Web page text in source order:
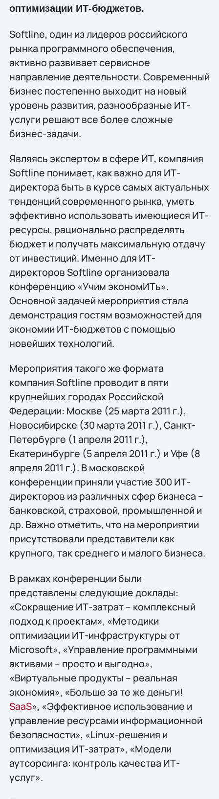
оптимизации ИТ-бюджетов.
Softline, один из лидеров российского
рынка программного обеспечения,
активно развивает сервисное
направление деятельности. Современный
бизнес постепенно выходит на новый
уровень развития, разнообразные ИТ-
услуги решают все более сложные
бизнес-задачи.
Являясь экспертом в сфере ИТ, компания
Softline понимает, как важно для ИТ-
директора быть в курсе самых актуальных
тенденций современного рынка, уметь
эффективно использовать имеющиеся ИТ-
ресурсы, рационально распределять
бюджет и получать максимальную отдачу
от инвестиций. Именно для ИТ-
директоров Softline организовала
конференцию «Учим экономИТь».
Основной задачей мероприятия стала
демонстрация гостям возможностей для
экономии ИТ-бюджетов с помощью
новейших технологий.
Мероприятия такого же формата
компания Softline проводит в пяти
крупнейших городах Российской
Федерации: Москве (25 марта 2011 г.),
Новосибирске (30 марта 2011 г.), Санкт-
Петербурге (1 апреля 2011 г.),
Екатеринбурге (5 апреля 2011 г.) и Уфе (8
апреля 2011 г.). В московской
конференции приняли участие 300 ИТ-
директоров из различных сфер бизнеса –
банковской, страховой, промышленной и
др. Важно отметить, что на мероприятии
присутствовали представители как
крупного, так среднего и малого бизнеса.
В рамках конференции были
представлены следующие доклады:
«Сокращение ИТ-затрат – комплексный
подход к проектам», «Методики
оптимизации ИТ-инфраструктуры от
Microsoft», «Управление программными
активами – просто и выгодно»,
«Виртуальные продукты – реальная
экономия», «Больше за те же деньги!
SaaS», «Эффективное использование и
управление ресурсами информационной
безопасности», «Linux-решения и
оптимизация ИТ-затрат», «Модели
аутсорсинга: контроль качества ИТ-
услуг».